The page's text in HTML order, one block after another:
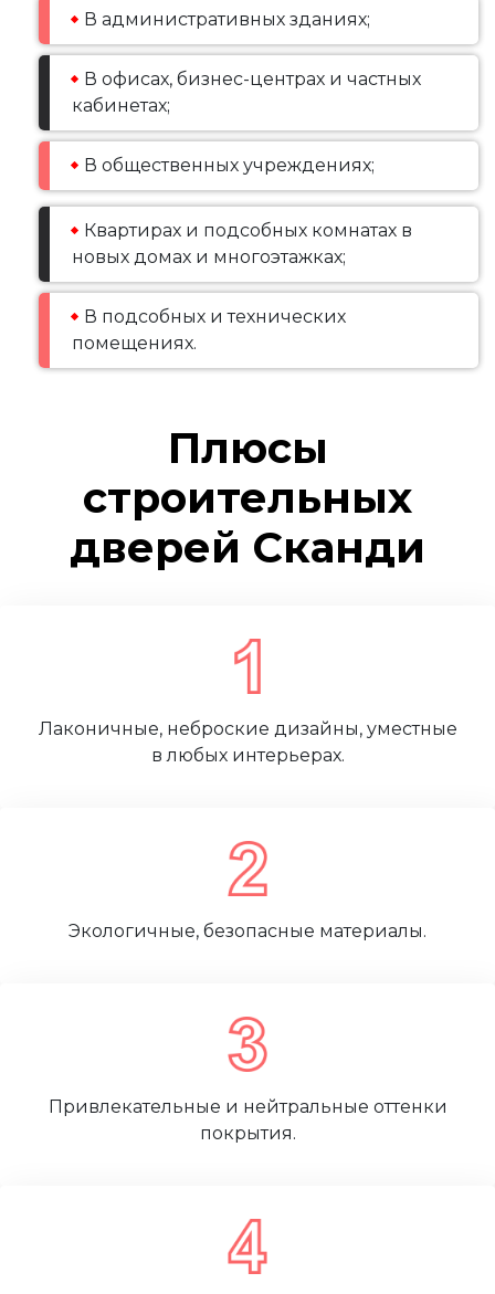
В административных зданиях;
В офисах, бизнес-центрах и частных
кабинетах;
В общественных учреждениях;
Квартирах и подсобных комнатах в
новых домах и многоэтажках;
В подсобных и технических
помещениях.
Плюсы
строительных
дверей Сканди
Лаконичные, неброские дизайны, уместные
в любых интерьерах.
Экологичные, безопасные материалы.
Привлекательные и нейтральные оттенки
покрытия.